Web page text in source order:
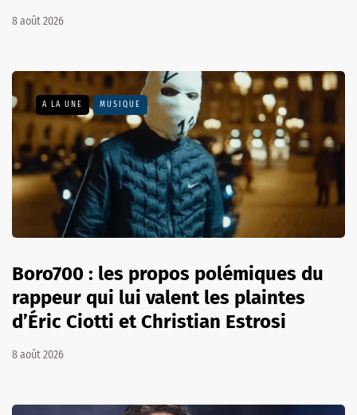
8 août 2026
A LA UNE MUSIQUE
Boro700 : les propos polémiques du
rappeur qui lui valent les plaintes
d’Éric Ciotti et Christian Estrosi
8 août 2026